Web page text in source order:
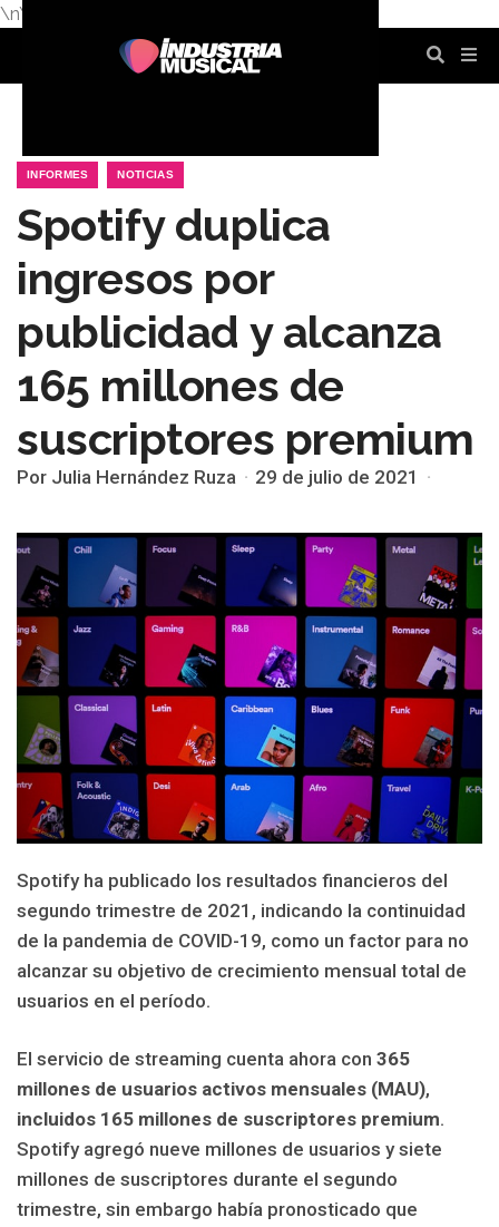
\n\n
INFORMES NOTICIAS
Spotify duplica
ingresos por
publicidad y alcanza
165 millones de
suscriptores premium
Por Julia Hernández Ruza 29 de julio de 2021
Spotify ha publicado los resultados financieros del
segundo trimestre de 2021, indicando la continuidad
de la pandemia de COVID-19, como un factor para no
alcanzar su objetivo de crecimiento mensual total de
usuarios en el período.
El servicio de streaming cuenta ahora con 365
millones de usuarios activos mensuales (MAU),
incluidos 165 millones de suscriptores premium.
Spotify agregó nueve millones de usuarios y siete
millones de suscriptores durante el segundo
trimestre, sin embargo había pronosticado que